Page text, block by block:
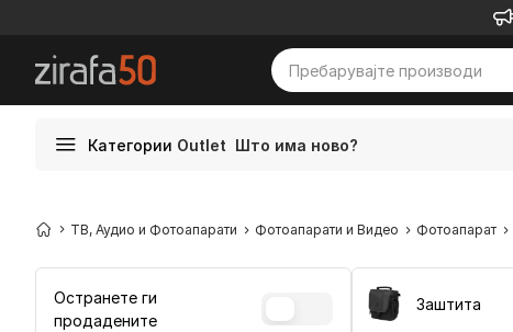
Категории Outlet Што има ново?
ТВ, Аудио и Фотоапарати Фотоапарати и Видео Фотоапарат
Остранете ги
продадените
Заштита